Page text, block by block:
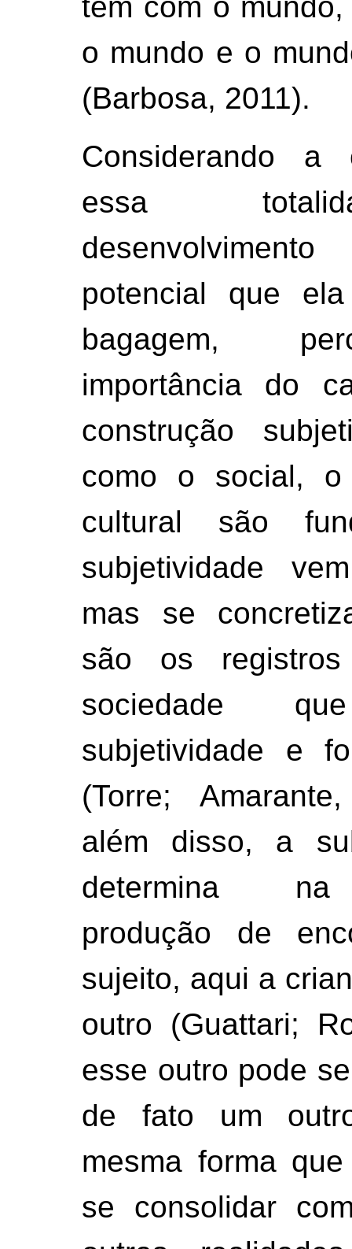
o mundo e o
(Barbosa, 2011).
Considerando a
essa
potencial que
bagagem,
importância do
construção
como o social,
cultural são
subjetividade
mas se
são os
sociedade
subjetividade e
(Torre;
além disso, a
determina na
produção de
sujeito, aqui a
outro (Guattari;
esse outro pode
de fato um
mesma forma
se consolidar